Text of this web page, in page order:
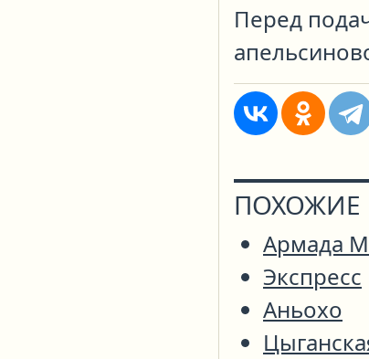
Перед
ПОХОЖИЕ
Армада
Экспресс
Аньохо